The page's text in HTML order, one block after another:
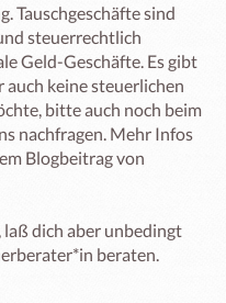
Tauschgeschäfte sind
steuerrechtlich
Geld-Geschäfte. Es gibt
keine steuerlichen
bitte auch noch beim
nachfragen. Mehr Infos
Blogbeitrag von
laß dich aber unbedingt
beraten.